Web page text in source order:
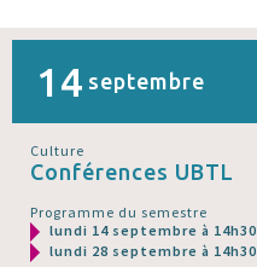
14 septembre
Culture
Conférences UBTL
Programme du semestre
lundi 14 septembre à 14h30
lundi 28 septembre à 14h30